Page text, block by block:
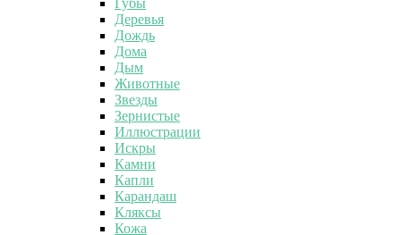
Губы
Деревья
Дождь
Дома
Дым
Животные
Звезды
Зернистые
Иллюстрации
Искры
Камни
Капли
Карандаш
Кляксы
Кожа